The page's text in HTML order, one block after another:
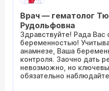
Врач — гематолог
Рудольфовна
Здравствуйте! Рада
беременностью!
анамнезе, Ваша
контроля. Заочно дать
невозможно, но
обязательно